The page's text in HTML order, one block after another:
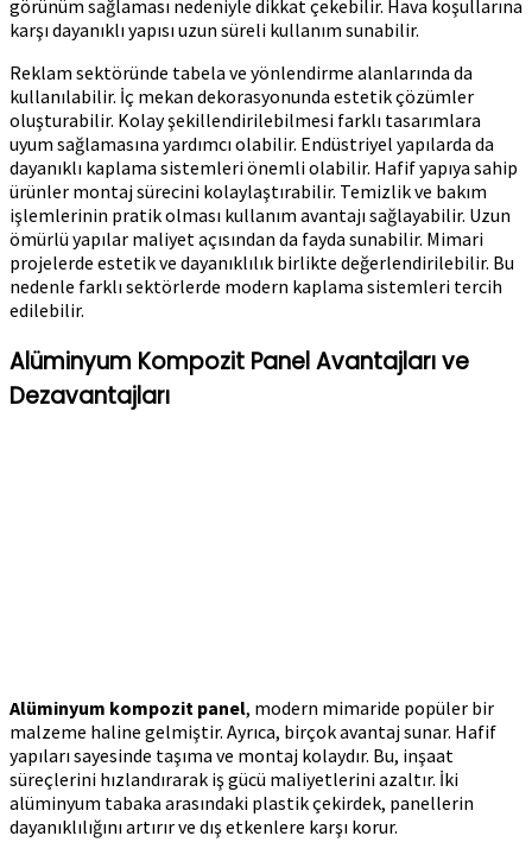
görünüm sağlaması nedeniyle dikkat çekebilir. Hava koşullarına
karşı dayanıklı yapısı uzun süreli kullanım sunabilir.
Reklam sektöründe tabela ve yönlendirme alanlarında da
kullanılabilir. İç mekan dekorasyonunda estetik çözümler
oluşturabilir. Kolay şekillendirilebilmesi farklı tasarımlara
uyum sağlamasına yardımcı olabilir. Endüstriyel yapılarda da
dayanıklı kaplama sistemleri önemli olabilir. Hafif yapıya sahip
ürünler montaj sürecini kolaylaştırabilir. Temizlik ve bakım
işlemlerinin pratik olması kullanım avantajı sağlayabilir. Uzun
ömürlü yapılar maliyet açısından da fayda sunabilir. Mimari
projelerde estetik ve dayanıklılık birlikte değerlendirilebilir. Bu
nedenle farklı sektörlerde modern kaplama sistemleri tercih
edilebilir.
Alüminyum Kompozit Panel Avantajları ve
Dezavantajları
Alüminyum kompozit panel, modern mimaride popüler bir
malzeme haline gelmiştir. Ayrıca, birçok avantaj sunar. Hafif
yapıları sayesinde taşıma ve montaj kolaydır. Bu, inşaat
süreçlerini hızlandırarak iş gücü maliyetlerini azaltır. İki
alüminyum tabaka arasındaki plastik çekirdek, panellerin
dayanıklılığını artırır ve dış etkenlere karşı korur.